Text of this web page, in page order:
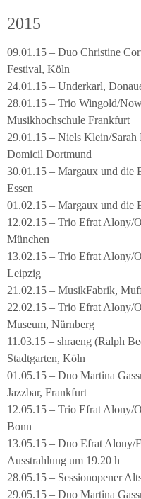
2015
09.01.15 – Duo Christine
Festival, Köln
24.01.15 – Underkarl,
28.01.15 – Trio Wingold/
Musikhochschule Frankfurt
29.01.15 – Niels Klein/
Domicil Dortmund
30.01.15 – Margaux und die
Essen
01.02.15 – Margaux und die
12.02.15 – Trio Efrat Alony/
München
13.02.15 – Trio Efrat Alony/
Leipzig
21.02.15 – MusikFabrik,
22.02.15 – Trio Efrat Alony/
Museum, Nürnberg
11.03.15 – shraeng (Ralph
Stadtgarten, Köln
01.05.15 – Duo Martina
Jazzbar, Frankfurt
12.05.15 – Trio Efrat Alony/
Bonn
13.05.15 – Duo Efrat Alony/
Ausstrahlung um 19.20 h
28.05.15 – Sessionopener
29.05.15 – Duo Martina